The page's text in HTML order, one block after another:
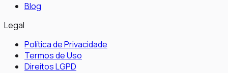
Blog
Legal
Política de Privacidade
Termos de Uso
Direitos LGPD